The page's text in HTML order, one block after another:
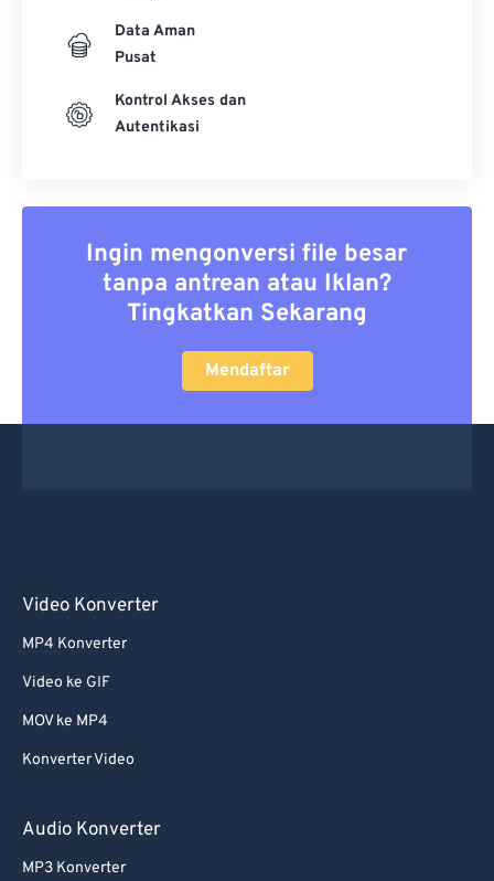
Data Aman
Pusat
Kontrol Akses dan
Autentikasi
Ingin mengonversi file besar
tanpa antrean atau Iklan?
Tingkatkan Sekarang
Mendaftar
Video Konverter
MP4 Konverter
Video ke GIF
MOV ke MP4
Konverter Video
Audio Konverter
MP3 Konverter